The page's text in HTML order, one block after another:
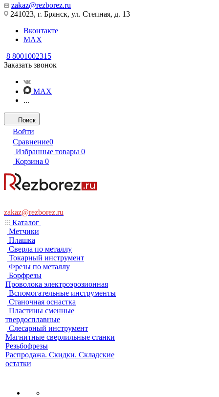
zakaz@rezborez.ru
241023, г. Брянск, ул. Степная, д. 13
Вконтакте
MAX
8 8001002315
Заказать звонок
MAX
...
Поиск
Войти
Сравнение0
Избранные товары 0
Корзина 0
zakaz@rezborez.ru
Каталог
Метчики
Плашка
Сверла по металлу
Токарный инструмент
Фрезы по металлу
Борфрезы
Проволока электроэрозионная
Вспомогательные инструменты
Станочная оснастка
Пластины сменные
твердосплавные
Слесарный инструмент
Магнитные сверлильные станки
Резьбофрезы
Распродажа. Скидки. Складские
остатки